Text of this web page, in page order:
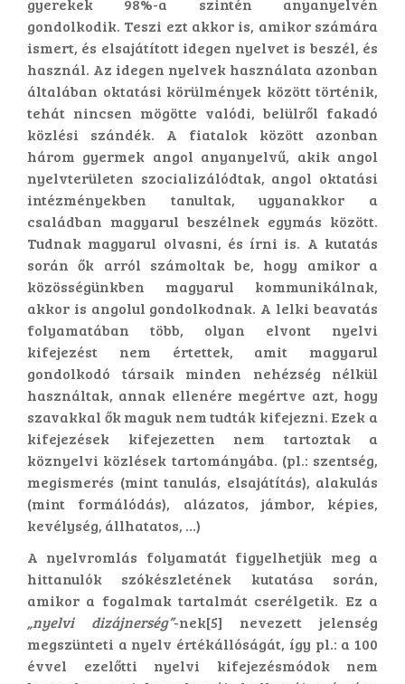
gyerekek 98%-a szintén anyanyelvén
gondolkodik. Teszi ezt akkor is, amikor számára
ismert, és elsajátított idegen nyelvet is beszél, és
használ. Az idegen nyelvek használata azonban
általában oktatási körülmények között történik,
tehát nincsen mögötte valódi, belülről fakadó
közlési szándék. A fiatalok között azonban
három gyermek angol anyanyelvű, akik angol
nyelvterületen szocializálódtak, angol oktatási
intézményekben tanultak, ugyanakkor a
családban magyarul beszélnek egymás között.
Tudnak magyarul olvasni, és írni is. A kutatás
során ők arról számoltak be, hogy amikor a
közösségünkben magyarul kommunikálnak,
akkor is angolul gondolkodnak. A lelki beavatás
folyamatában több, olyan elvont nyelvi
kifejezést nem értettek, amit magyarul
gondolkodó társaik minden nehézség nélkül
használtak, annak ellenére megértve azt, hogy
szavakkal ők maguk nem tudták kifejezni. Ezek a
kifejezések kifejezetten nem tartoztak a
köznyelvi közlések tartományába. (pl.: szentség,
megismerés (mint tanulás, elsajátítás), alakulás
(mint formálódás), alázatos, jámbor, képies,
kevélység, állhatatos, …)
A nyelvromlás folyamatát figyelhetjük meg a
hittanulók szókészletének kutatása során,
amikor a fogalmak tartalmát cserélgetik. Ez a
„nyelvi dizájnerség”-nek[5] nevezett jelenség
megszünteti a nyelv értékállóságát, így pl.: a 100
évvel ezelőtti nyelvi kifejezésmódok nem